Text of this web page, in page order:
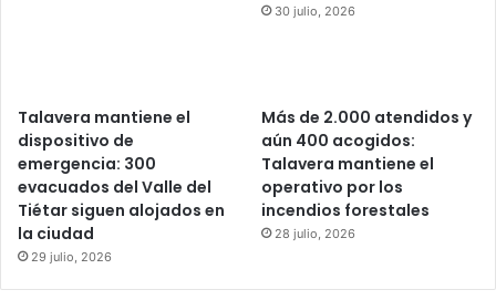
30 julio, 2026
Talavera mantiene el
dispositivo de
emergencia: 300
evacuados del Valle del
Tiétar siguen alojados en
la ciudad
29 julio, 2026
Más de 2.000 atendidos y
aún 400 acogidos:
Talavera mantiene el
operativo por los
incendios forestales
28 julio, 2026